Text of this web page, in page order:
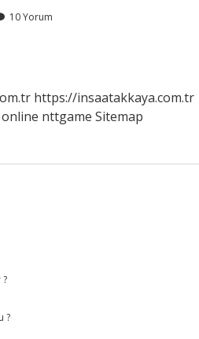
10 Yorum
https://insaatakkaya.com.tr
nttgame Sitemap
?